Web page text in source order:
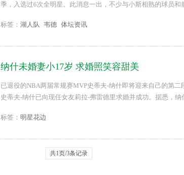
季，入选过6次全明星。此消息一出，不少与小斯相熟的球员和
标签： 湖人队 韦德 体坛资讯
纳什未婚妻小17岁 求婚照笑容甜美
已退役的NBA两届常规赛MVP史蒂夫-纳什即将迎来自己的第
史蒂夫-纳什已向现任女友莉拉-弗雷德里求婚并成功。据悉，
标签： 明星花边
共1页/3条记录